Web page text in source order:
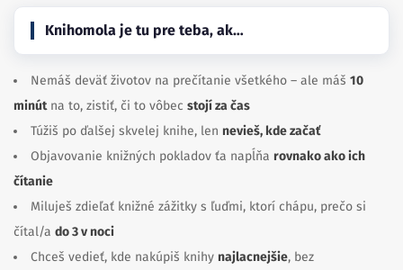
Knihomola je tu pre teba, ak…
Nemáš deväť životov na prečítanie všetkého – ale máš 10
minútna to, zistiť, či to vôbec stojí za čas
Túžiš po ďalšej skvelej knihe, len nevieš, kde začať
Objavovanie knižných pokladov ťa napĺňa rovnako ako ich
čítanie
Miluješ zdieľať knižné zážitky s ľuďmi, ktorí chápu, prečo si
čítal/a do 3 v noci
Chceš vedieť, kde nakúpiš knihy najlacnejšie, bez